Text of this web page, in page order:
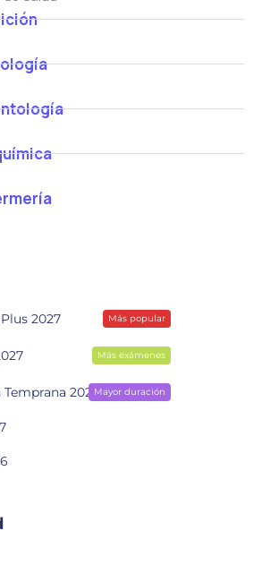
2027 Más popular
Más exámenes
2028Mayor duración